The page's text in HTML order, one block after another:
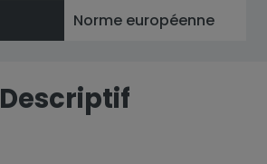
Norme européenne
Descriptif